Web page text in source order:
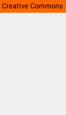
Creative Commons